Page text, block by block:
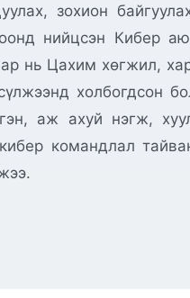
зохион
нийцсэн Кибер
нь Цахим хөгжил,
холбогдсон
аж ахуй нэгж,
командлал